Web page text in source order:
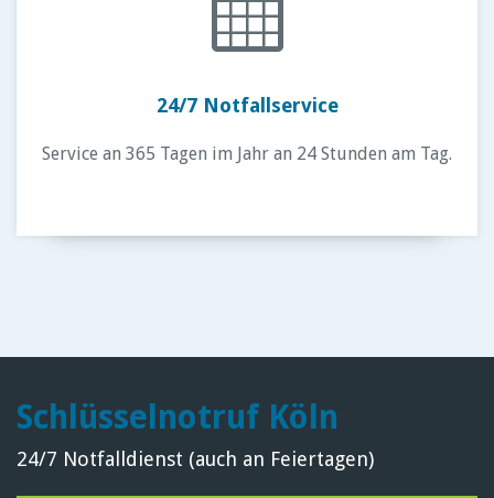
24/7 Notfallservice
Service an 365 Tagen im Jahr an 24 Stunden am Tag.
Schlüsselnotruf Köln
24/7 Notfalldienst (auch an Feiertagen)